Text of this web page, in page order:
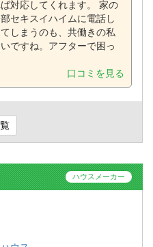
対応してくれます。 家の
セキスイハイムに電話し
しまうのも、共働きの私
ですね。アフターで困っ
口コミを見る
ハウスメーカー